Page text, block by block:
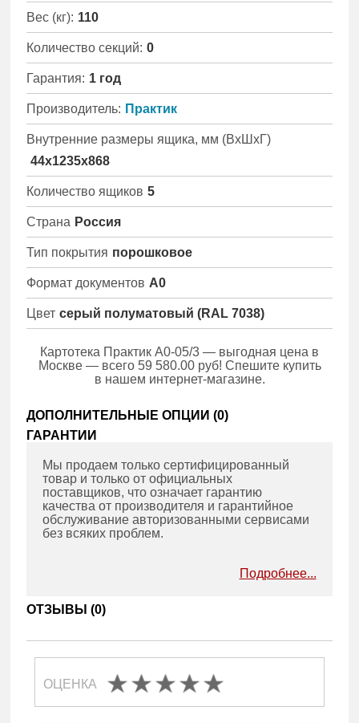
Вес (кг): 110
Количество секций: 0
Гарантия: 1 год
Производитель: Практик
Внутренние размеры ящика, мм (ВхШхГ)
44х1235х868
Количество ящиков 5
Страна Россия
Тип покрытия порошковое
Формат документов А0
Цвет серый полуматовый (RAL 7038)
Картотека Практик A0-05/3 — выгодная цена в
Москве — всего 59 580.00 руб! Спешите купить
в нашем интернет-магазине.
ДОПОЛНИТЕЛЬНЫЕ ОПЦИИ (0)
ГАРАНТИИ
Мы продаем только сертифицированный
товар и только от официальных
поставщиков, что означает гарантию
качества от производителя и гарантийное
обслуживание авторизованными сервисами
без всяких проблем.
Подробнее...
ОТЗЫВЫ (0)
ОЦЕНКА